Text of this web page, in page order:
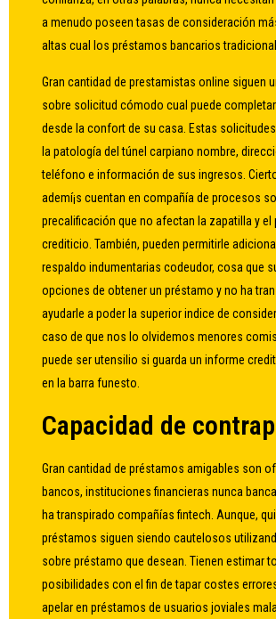
a menudo poseen tasas de consideración
altas cual los préstamos bancarios
Gran cantidad de prestamistas online siguen
sobre solicitud cómodo cual puede
desde la confort de su casa. Estas
la patologí­a del túnel carpiano nombre,
teléfono e información de sus ingresos.
ademí¡s cuentan en compañía de procesos
precalificación que no afectan la zapatilla y el
crediticio. También, pueden permitirle
respaldo indumentarias codeudor, cosa que
opciones de obtener un préstamo y no ha
ayudarle a poder la superior indice de
caso de que nos lo olvidemos menores
puede ser utensilio si guarda un informe
en la barra funesto.
Capacidad de
Gran cantidad de préstamos amigables son
bancos, instituciones financieras nunca
ha transpirado compañías fintech. Aunque,
préstamos siguen siendo cautelosos
sobre préstamo que desean. Tienen estimar
posibilidades con el fin de tapar costes
apelar en préstamos de usuarios joviales